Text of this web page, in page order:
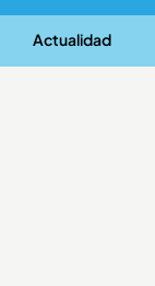
Actualidad